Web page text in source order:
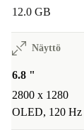
12.0 GB
Näyttö
6.8 "
2800 x 1280
OLED, 120 Hz